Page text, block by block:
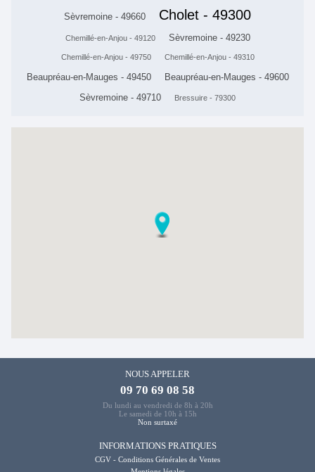
Sèvremoine - 49660 Cholet - 49300
Chemillé-en-Anjou - 49120 Sèvremoine - 49230
Chemillé-en-Anjou - 49750 Chemillé-en-Anjou - 49310
Beaupréau-en-Mauges - 49450
Beaupréau-en-Mauges - 49600
Sèvremoine - 49710
Bressuire - 79300
NOUS APPELER
09 70 69 08 58
Du lundi au vendredi de 8h à 20h
Le samedi de 10h à 15h
Non surtaxé
INFORMATIONS PRATIQUES
CGV - Conditions Générales de Ventes